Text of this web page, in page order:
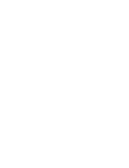
A diferencia de otros
suyos en el campo
conjunto de Funes. Eso
era consciente de los
del partido llegó el
lateral Rafita por banda
gran salida desde atrás
área, recortó con la
corto. A partir de
primera oportunidad de